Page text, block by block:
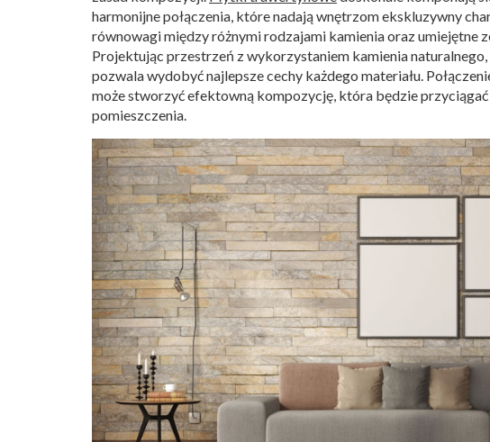
harmonijne połączenia, które nadają wnętrzom ekskluzywny
równowagi między różnymi rodzajami kamienia oraz umiejętne
Projektując przestrzeń z wykorzystaniem kamienia
pozwala wydobyć najlepsze cechy każdego materiału.
może stworzyć efektowną kompozycję, która będzie
pomieszczenia.